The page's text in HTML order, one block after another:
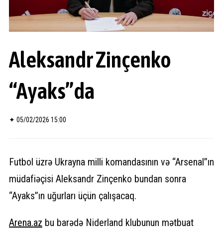
Aleksandr Zinçenko
“Ayaks”da
✦ 05/02/2026 15:00
Futbol üzrə Ukrayna milli komandasının və “Arsenal”ın
müdafiəçisi Aleksandr Zinçenko bundan sonra
“Ayaks”ın uğurları üçün çalışacaq.
Arena.az bu barədə Niderland klubunun mətbuat